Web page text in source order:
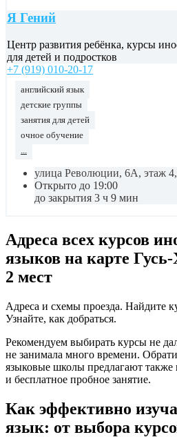
Я Гений
Центр развития ребёнка, курсы
для детей и подростков
+7 (919) 010-20-17
английский язык
детские группы
занятия для детей
очное обучение
...
улица Революции, 6А, этаж
Открыто до 19:00
до закрытия 3 ч 9 мин
Адреса всех курсов
языков на карте
2 мест
Адреса и схемы проезда. Найдите
Узнайте, как добраться.
Рекомендуем выбирать курсы не
не занимала много времени.
языковые школы предлагают
и бесплатное пробное занятие.
Как эффективно
язык: от выбора